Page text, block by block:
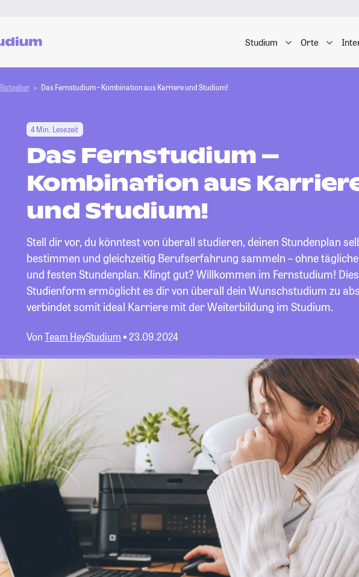
Studium Orte
Ratgeber Das Fernstudium – Kombination aus Karriere und Studium!
4 Min. Lesezeit
Das Fernstudium –
Kombination aus
und Studium!
Stell dir vor, du könntest von überall studieren, deinen Stundenplan
bestimmen und gleichzeitig Berufserfahrung sammeln – ohne
und festen Stundenplan. Klingt gut? Willkommen im Fernstudium!
Studienform ermöglicht es dir von überall dein Wunschstudium zu
verbindet somit ideal Karriere mit der Weiterbildung im Studium.
VonTeam HeyStudium 23.09.2024